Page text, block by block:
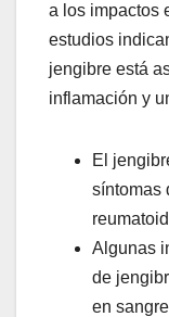
a los impactos
estudios
jengibre está
inflamación y
El
síntomas
Algunas
de
en